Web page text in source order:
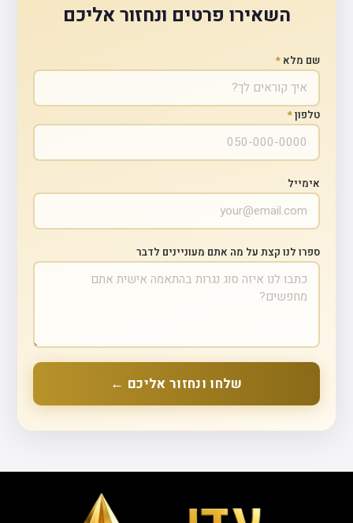
השאירו פרטים ונחזור אליכם
שם מלא*
טלפון*
אימייל
ספרו לנו קצת על מה אתם מעוניינים לדבר
שלחו ונחזור אליכם ←